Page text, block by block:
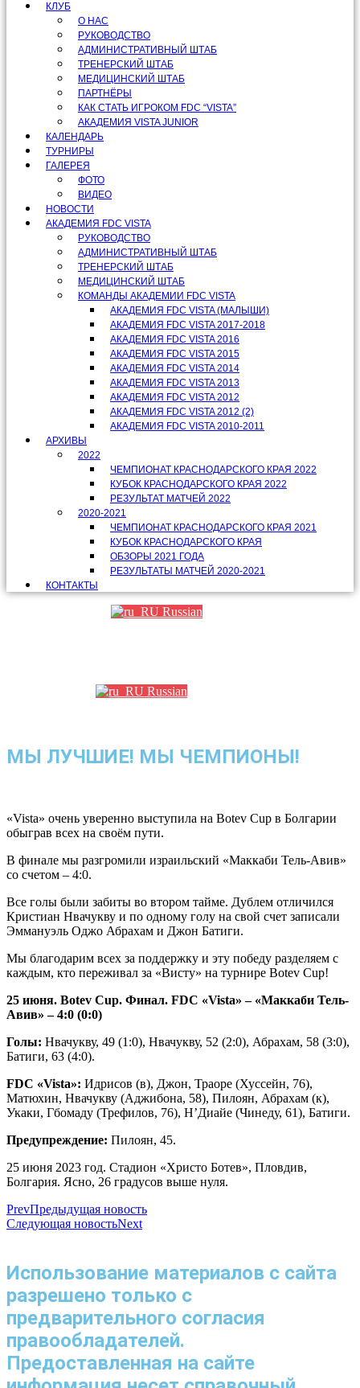
КЛУБ
О НАС
РУКОВОДСТВО
АДМИНИСТРАТИВНЫЙ ШТАБ
ТРЕНЕРСКИЙ ШТАБ
МЕДИЦИНСКИЙ ШТАБ
ПАРТНЁРЫ
КАК СТАТЬ ИГРОКОМ FDC “VISTA”
АКАДЕМИЯ VISTA JUNIOR
КАЛЕНДАРЬ
ТУРНИРЫ
ГАЛЕРЕЯ
ФОТО
ВИДЕО
НОВОСТИ
АКАДЕМИЯ FDC VISTA
РУКОВОДСТВО
АДМИНИСТРАТИВНЫЙ ШТАБ
ТРЕНЕРСКИЙ ШТАБ
МЕДИЦИНСКИЙ ШТАБ
КОМАНДЫ АКАДЕМИИ FDC VISTA
АКАДЕМИЯ FDC VISTA (МАЛЫШИ)
АКАДЕМИЯ FDC VISTA 2017-2018
АКАДЕМИЯ FDC VISTA 2016
АКАДЕМИЯ FDC VISTA 2015
АКАДЕМИЯ FDC VISTA 2014
АКАДЕМИЯ FDC VISTA 2013
АКАДЕМИЯ FDC VISTA 2012
АКАДЕМИЯ FDC VISTA 2012 (2)
АКАДЕМИЯ FDC VISTA 2010-2011
АРХИВЫ
2022
ЧЕМПИОНАТ КРАСНОДАРСКОГО КРАЯ 2022
КУБОК КРАСНОДАРСКОГО КРАЯ 2022
РЕЗУЛЬТАТ МАТЧЕЙ 2022
2020-2021
ЧЕМПИОНАТ КРАСНОДАРСКОГО КРАЯ 2021
КУБОК КРАСНОДАРСКОГО КРАЯ
ОБЗОРЫ 2021 ГОДА
РЕЗУЛЬТАТЫ МАТЧЕЙ 2020-2021
КОНТАКТЫ
Russian
Russian
МЫ ЛУЧШИЕ! МЫ ЧЕМПИОНЫ!
«Vista» очень уверенно выступила на Botev Cup в Болгарии
обыграв всех на своём пути.
В финале мы разгромили израильский «Маккаби Тель-Авив»
со счетом – 4:0.
Все голы были забиты во втором тайме. Дублем отличился
Кристиан Нвачукву и по одному голу на свой счет записали
Эммануэль Оджо Абрахам и Джон Батиги.
Мы благодарим всех за поддержку и эту победу разделяем с
каждым, кто переживал за «Висту» на турнире Botev Cup!
25 июня. Botev Cup. Финал. FDC «Vista» – «Маккаби Тель-
Авив» – 4:0 (0:0)
Голы: Нвачукву, 49 (1:0), Нвачукву, 52 (2:0), Абрахам, 58 (3:0),
Батиги, 63 (4:0).
FDC «Vista»: Идрисов (в), Джон, Траоре (Хуссейн, 76),
Матюхин, Нвачукву (Аджибона, 58), Пилоян, Абрахам (к),
Укаки, Гбомаду (Трефилов, 76), Н’Диайе (Чинеду, 61), Батиги.
Предупреждение: Пилоян, 45.
25 июня 2023 год. Стадион «Христо Ботев», Пловдив,
Болгария. Ясно, 26 градусов выше нуля.
PrevПредыдущая новость
Следующая новостьNext
Использование материалов с сайта
разрешено только с
предварительного согласия
правообладателей.
Предоставленная на сайте